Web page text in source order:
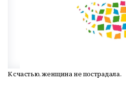
К счастью, женщина не пострадала.